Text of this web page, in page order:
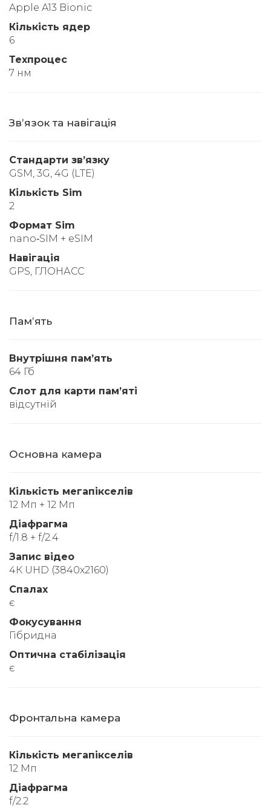
Apple A13 Bionic
Кількість ядер
6
Техпроцес
7 нм
Звʼязок та навігація
Стандарти звʼязку
GSM, 3G, 4G (LTE)
Кількість Sim
2
Формат Sim
nano‑SIM + eSIM
Навігація
GPS, ГЛОНАСС
Памʼять
Внутрішня памʼять
64 Гб
Слот для карти памʼяті
відсутній
Основна камера
Кількість мегапікселів
12 Мп + 12 Мп
Діафрагма
f/1.8 + f/2.4
Запис відео
4К UHD (3840x2160)
Спалах
є
Фокусування
Гібридна
Оптична стабілізація
є
Фронтальна камера
Кількість мегапікселів
12 Мп
Діафрагма
f/2.2